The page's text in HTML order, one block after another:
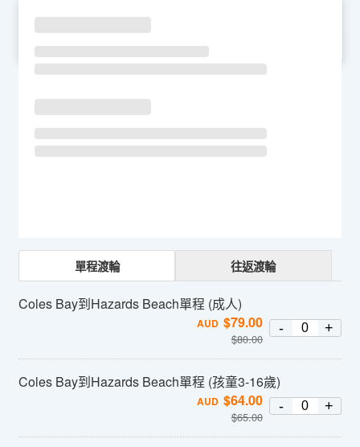
單程渡輪 往返渡輪
Coles Bay到Hazards Beach單程 (成人)
AUD $79.00
$80.00
- +
Coles Bay到Hazards Beach單程 (孩童3-16歲)
AUD $64.00
$65.00
- +